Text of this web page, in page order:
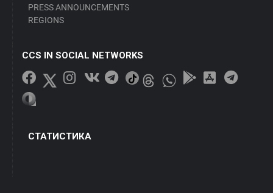
PRESS ANNOUNCEMENTS
REGIONS
CCS IN SOCIAL NETWORKS
СТАТИСТИКА